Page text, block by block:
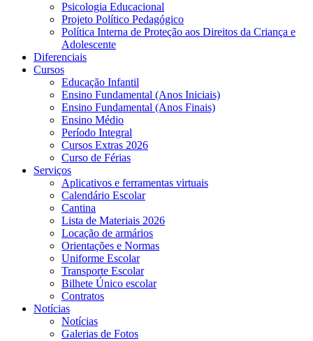
Psicologia Educacional
Projeto Político Pedagógico
Política Interna de Proteção aos Direitos da Criança e
Adolescente
Diferenciais
Cursos
Educação Infantil
Ensino Fundamental (Anos Iniciais)
Ensino Fundamental (Anos Finais)
Ensino Médio
Período Integral
Cursos Extras 2026
Curso de Férias
Serviços
Aplicativos e ferramentas virtuais
Calendário Escolar
Cantina
Lista de Materiais 2026
Locação de armários
Orientações e Normas
Uniforme Escolar
Transporte Escolar
Bilhete Único escolar
Contratos
Notícias
Notícias
Galerias de Fotos